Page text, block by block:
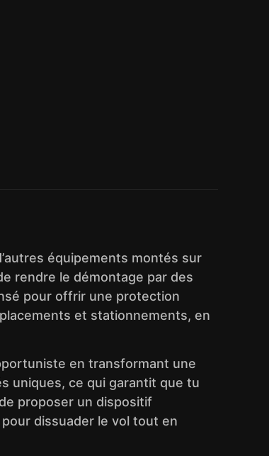
équipements montés sur
rendre le démontage par des
pour offrir une protection
et stationnements, en
en transformant une
uniques, ce qui garantit que tu
proposer un dispositif
dissuader le vol tout en